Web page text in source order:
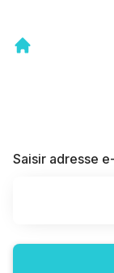
Saisir adresse